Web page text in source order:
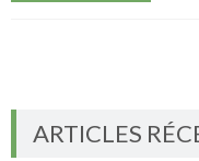
ARTICLES